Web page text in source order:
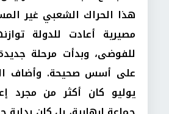
هذا الحراك الشعبي غير
مصيرية أعادت للدولة
للفوضى، وبدأت مرحلة
يوليو كان أكثر من مجرد